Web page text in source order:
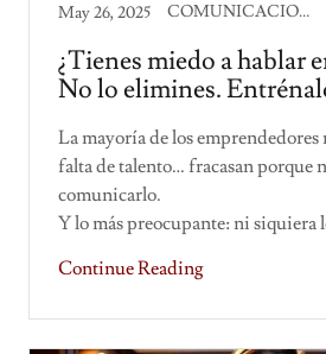
May 26, 2025 COMUNICACION CORPORATIVA
¿Tienes miedo a hablar
No lo elimines.
La mayoría de los emprendedores
falta de talento… fracasan porque
comunicarlo.
Y lo más preocupante: ni siquiera
Continue Reading